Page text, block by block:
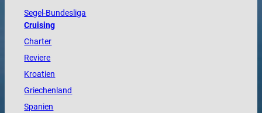
Segel-Bundesliga
Cruising
Charter
Reviere
Kroatien
Griechenland
Spanien